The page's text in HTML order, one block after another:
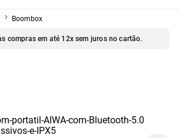
Boombox
todo o Brasil! Consulte nossas condições.